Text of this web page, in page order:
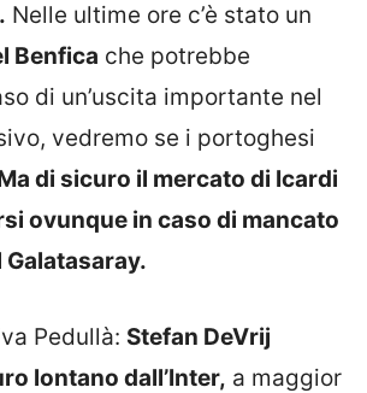
Nelle ultime ore c’è stato un
Benfica che potrebbe
di un’uscita importante nel
vedremo se i portoghesi
di sicuro il mercato di Icardi
ovunque in caso di mancato
Pedullà: Stefan DeVrij
lontano dall’Inter, a maggior